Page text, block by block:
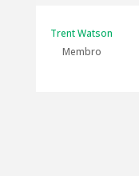
Trent Watson
Membro